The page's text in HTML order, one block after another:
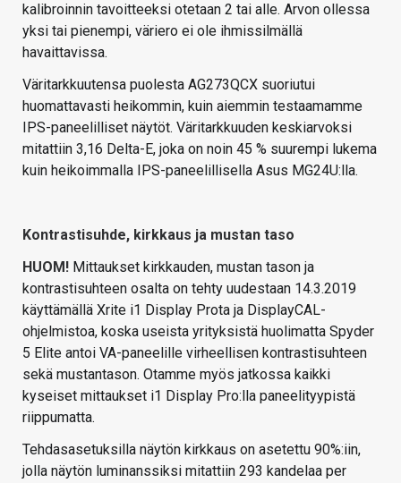
kalibroinnin tavoitteeksi otetaan 2 tai alle. Arvon ollessa
yksi tai pienempi, väriero ei ole ihmissilmällä
havaittavissa.
Väritarkkuutensa puolesta AG273QCX suoriutui
huomattavasti heikommin, kuin aiemmin testaamamme
IPS-paneelilliset näytöt. Väritarkkuuden keskiarvoksi
mitattiin 3,16 Delta-E, joka on noin 45 % suurempi lukema
kuin heikoimmalla IPS-paneelillisella Asus MG24U:lla.
Kontrastisuhde, kirkkaus ja mustan taso
HUOM! Mittaukset kirkkauden, mustan tason ja
kontrastisuhteen osalta on tehty uudestaan 14.3.2019
käyttämällä Xrite i1 Display Prota ja DisplayCAL-
ohjelmistoa, koska useista yrityksistä huolimatta Spyder
5 Elite antoi VA-paneelille virheellisen kontrastisuhteen
sekä mustantason. Otamme myös jatkossa kaikki
kyseiset mittaukset i1 Display Pro:lla paneelityypistä
riippumatta.
Tehdasasetuksilla näytön kirkkaus on asetettu 90%:iin,
jolla näytön luminanssiksi mitattiin 293 kandelaa per